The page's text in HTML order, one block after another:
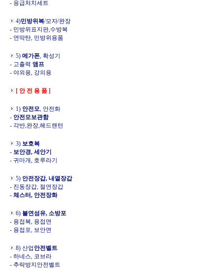
- 응급처치세트
4)민방위복/모자/완장
- 민방위표지판,수방복
- 연막탄, 민방위용품
5) 메가폰, 확성기
- 고출력 앰프
- 야외용, 강의용
[ 안 전 용 품 ]
1) 안전모, 안전화
- 안전모보관함
- 각반,완장,헤드랜턴
3) 보호복
- 보안경, 세안기
- 귀마개, 호루라기
5) 안전장갑, 내열장갑
- 진동장갑, 절연장갑
- 체스터, 안전장화
6) 불연섬유, 소방포
- 용접복, 용접면
- 용접포, 보안면
8) 산업 안전벨트
- 하네스, 코브라
- 추락방지안전벨트